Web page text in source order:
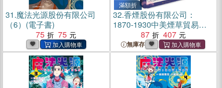
31.魔法光源股份有限公司
（6）(電子書)
75
75
滿額折
32.香煙股份有限公司：
1870-1930中美煙草貿易研
究（簡體書）
87 407
無庫存